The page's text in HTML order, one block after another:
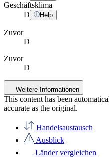
Geschäftsklima
D
Help
Zuvor
D
Zuvor
D
Weitere Informationen
This content has been
accurate as the original.
Handelsaustausch
Ausblick
Länder vergleichen